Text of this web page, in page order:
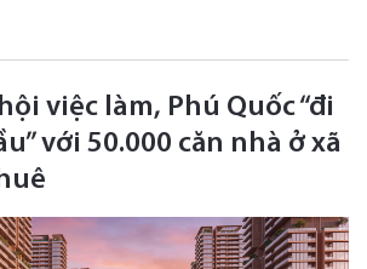
việc làm, Phú Quốc “đi
với 50.000 căn nhà ở xã